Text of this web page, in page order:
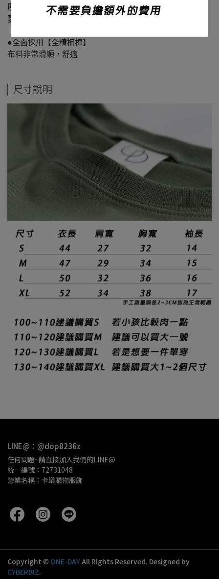
厚度適中,不透不悶
夏天不會因為太厚而悶熱
●全面採用【全精梳棉】
布料非常滑順，舒適
尺寸說明
LINE@：@dop8236z
任何問題~請直接加入我們的LINE@
統一編號：72731048
營業名稱：卡樂購物服飾
Copyright © ONE-DAYAll Rights Reserved. Designed by
CYBERBIZ.